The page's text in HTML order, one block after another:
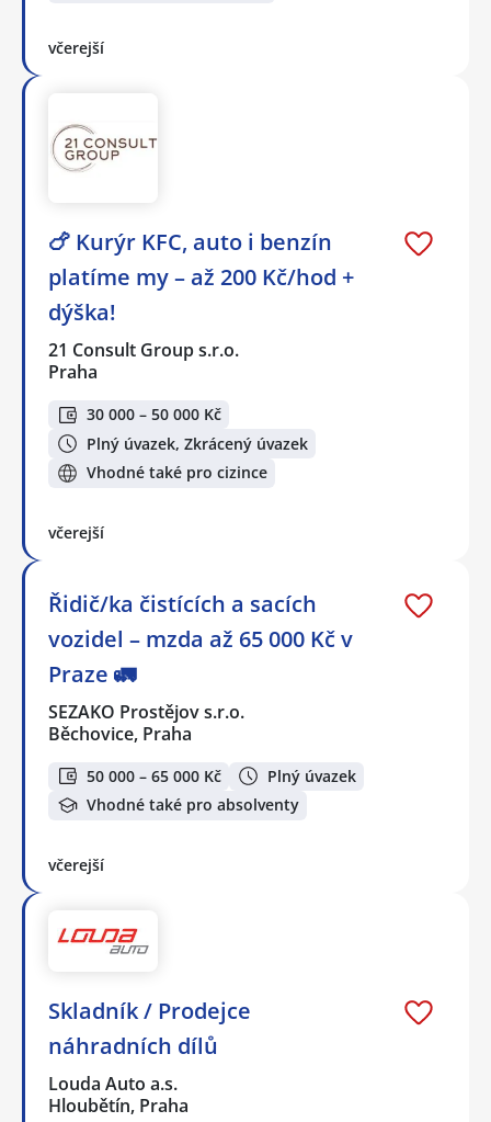
včerejší
🍗 Kurýr KFC, auto i benzín
platíme my – až 200 Kč/hod +
dýška!
21 Consult Group s.r.o.
Praha
30 000 – 50 000 Kč
Plný úvazek, Zkrácený úvazek
Vhodné také pro cizince
včerejší
Řidič/ka čistících a sacích
vozidel – mzda až 65 000 Kč v
Praze 🚛
SEZAKO Prostějov s.r.o.
Běchovice, Praha
50 000 – 65 000 Kč
Plný úvazek
Vhodné také pro absolventy
včerejší
Skladník / Prodejce
náhradních dílů
Louda Auto a.s.
Hloubětín, Praha